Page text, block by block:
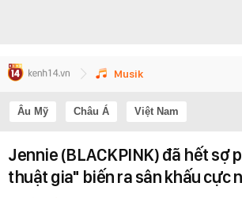
Musik
Âu Mỹ Châu Á Việt Nam
Jennie (BLACKPINK) đã hết sợ
thuật gia" biến ra sân khấu cực